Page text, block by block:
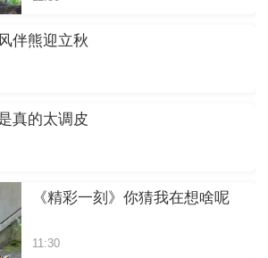
伴熊迎立秋
真的太调皮
《精彩一刻》你猜我在想啥呢
11:30